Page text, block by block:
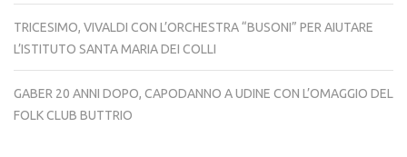
TRICESIMO, VIVALDI CON L’ORCHESTRA “BUSONI” PER AIUTARE
L’ISTITUTO SANTA MARIA DEI COLLI
GABER 20 ANNI DOPO, CAPODANNO A UDINE CON L’OMAGGIO DEL
FOLK CLUB BUTTRIO